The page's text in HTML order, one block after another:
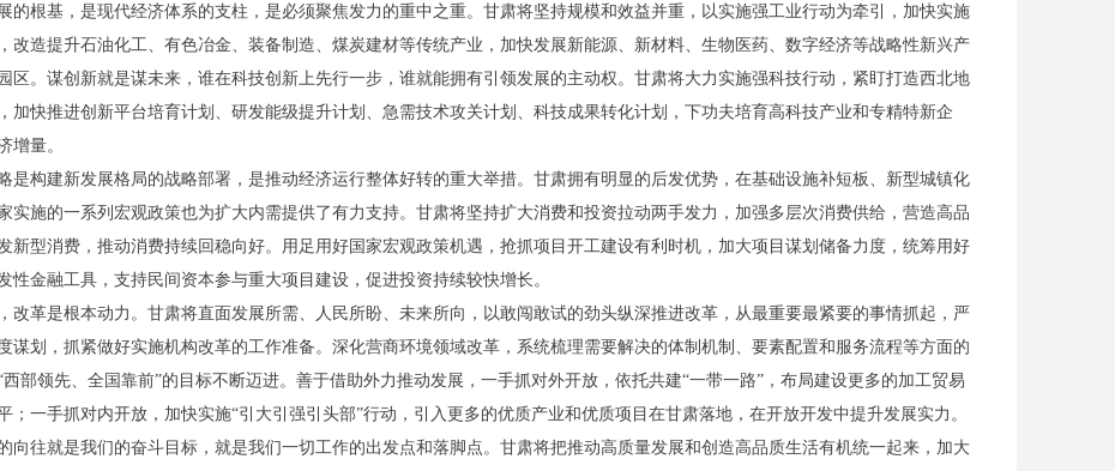
根基，是现代经济体系的支柱，是必须聚焦发力的重中之重。甘肃将坚持规模和效益并重，以实施强工业行动为牵引，加快实施
改造提升石油化工、有色冶金、装备制造、煤炭建材等传统产业，加快发展新能源、新材料、生物医药、数字经济等战略性新兴产
区。谋创新就是谋未来，谁在科技创新上先行一步，谁就能拥有引领发展的主动权。甘肃将大力实施强科技行动，紧盯打造西北地
加快推进创新平台培育计划、研发能级提升计划、急需技术攻关计划、科技成果转化计划，下功夫培育高科技产业和专精特新企
增量。
构建新发展格局的战略部署，是推动经济运行整体好转的重大举措。甘肃拥有明显的后发优势，在基础设施补短板、新型城镇化
实施的一系列宏观政策也为扩大内需提供了有力支持。甘肃将坚持扩大消费和投资拉动两手发力，加强多层次消费供给，营造高品
新型消费，推动消费持续回稳向好。用足用好国家宏观政策机遇，抢抓项目开工建设有利时机，加大项目谋划储备力度，统筹用好
金融工具，支持民间资本参与重大项目建设，促进投资持续较快增长。
革是根本动力。甘肃将直面发展所需、人民所盼、未来所向，以敢闯敢试的劲头纵深推进改革，从最重要最紧要的事情抓起，严
谋划，抓紧做好实施机构改革的工作准备。深化营商环境领域改革，系统梳理需要解决的体制机制、要素配置和服务流程等方面的
部领先、全国靠前”的目标不断迈进。善于借助外力推动发展，一手抓对外开放，依托共建“一带一路”，布局建设更多的加工贸易
一手抓对内开放，加快实施“引大引强引头部”行动，引入更多的优质产业和优质项目在甘肃落地，在开放开发中提升发展实力。
往就是我们的奋斗目标，就是我们一切工作的出发点和落脚点。甘肃将把推动高质量发展和创造高品质生活有机统一起来，加大